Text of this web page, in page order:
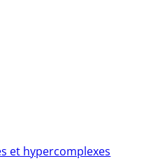
et hypercomplexes